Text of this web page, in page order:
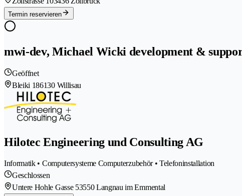
Termin reservieren
mwi-dev, Michael Wicki development &
Geöffnet
Bleiki 186130 Willisau
Hilotec Engineering und Consulting AG
Informatik • Computersysteme Computerzubehör • Telefoninstallation
Geschlossen
Untere Hohle Gasse 53550 Langnau im Emmental